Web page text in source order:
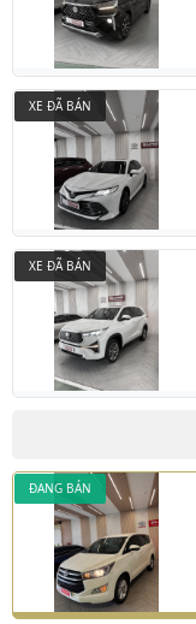
XE ĐÃ BÁN
XE ĐÃ BÁN
ĐANG BÁN